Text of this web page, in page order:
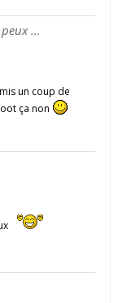
…
mis un coup de
ça non